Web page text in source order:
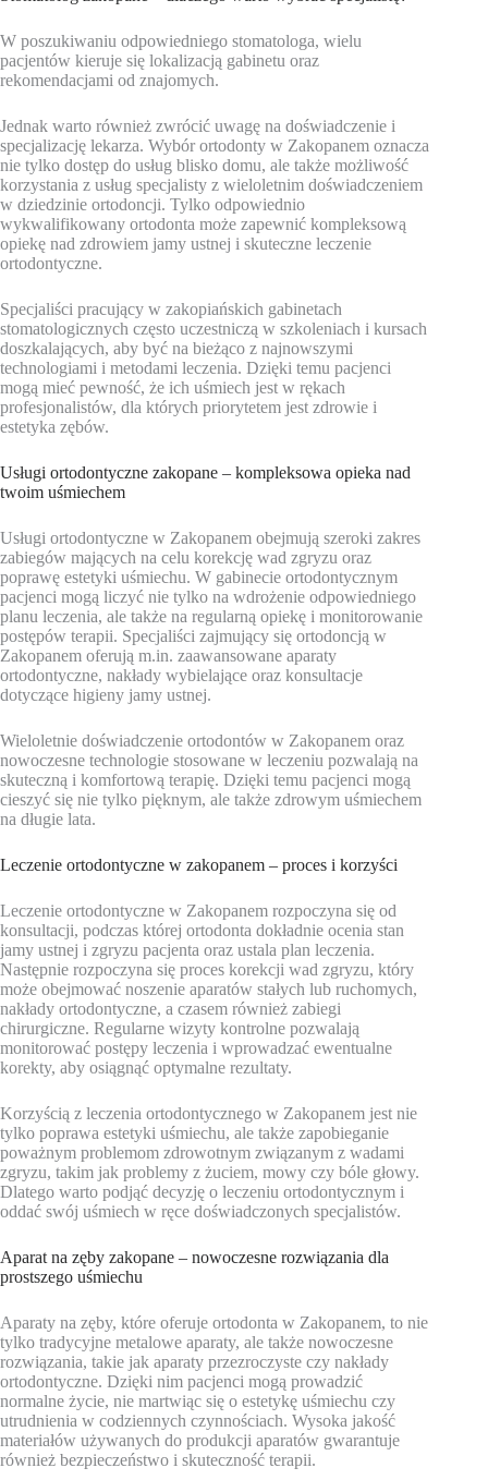
W poszukiwaniu odpowiedniego stomatologa, wielu
pacjentów kieruje się lokalizacją gabinetu oraz
rekomendacjami od znajomych.
Jednak warto również zwrócić uwagę na doświadczenie i
specjalizację lekarza. Wybór ortodonty w Zakopanem oznacza
nie tylko dostęp do usług blisko domu, ale także możliwość
korzystania z usług specjalisty z wieloletnim doświadczeniem
w dziedzinie ortodoncji. Tylko odpowiednio
wykwalifikowany ortodonta może zapewnić kompleksową
opiekę nad zdrowiem jamy ustnej i skuteczne leczenie
ortodontyczne.
Specjaliści pracujący w zakopiańskich gabinetach
stomatologicznych często uczestniczą w szkoleniach i kursach
doszkalających, aby być na bieżąco z najnowszymi
technologiami i metodami leczenia. Dzięki temu pacjenci
mogą mieć pewność, że ich uśmiech jest w rękach
profesjonalistów, dla których priorytetem jest zdrowie i
estetyka zębów.
Usługi ortodontyczne zakopane – kompleksowa opieka nad
twoim uśmiechem
Usługi ortodontyczne w Zakopanem obejmują szeroki zakres
zabiegów mających na celu korekcję wad zgryzu oraz
poprawę estetyki uśmiechu. W gabinecie ortodontycznym
pacjenci mogą liczyć nie tylko na wdrożenie odpowiedniego
planu leczenia, ale także na regularną opiekę i monitorowanie
postępów terapii. Specjaliści zajmujący się ortodoncją w
Zakopanem oferują m.in. zaawansowane aparaty
ortodontyczne, nakłady wybielające oraz konsultacje
dotyczące higieny jamy ustnej.
Wieloletnie doświadczenie ortodontów w Zakopanem oraz
nowoczesne technologie stosowane w leczeniu pozwalają na
skuteczną i komfortową terapię. Dzięki temu pacjenci mogą
cieszyć się nie tylko pięknym, ale także zdrowym uśmiechem
na długie lata.
Leczenie ortodontyczne w zakopanem – proces i korzyści
Leczenie ortodontyczne w Zakopanem rozpoczyna się od
konsultacji, podczas której ortodonta dokładnie ocenia stan
jamy ustnej i zgryzu pacjenta oraz ustala plan leczenia.
Następnie rozpoczyna się proces korekcji wad zgryzu, który
może obejmować noszenie aparatów stałych lub ruchomych,
nakłady ortodontyczne, a czasem również zabiegi
chirurgiczne. Regularne wizyty kontrolne pozwalają
monitorować postępy leczenia i wprowadzać ewentualne
korekty, aby osiągnąć optymalne rezultaty.
Korzyścią z leczenia ortodontycznego w Zakopanem jest nie
tylko poprawa estetyki uśmiechu, ale także zapobieganie
poważnym problemom zdrowotnym związanym z wadami
zgryzu, takim jak problemy z żuciem, mowy czy bóle głowy.
Dlatego warto podjąć decyzję o leczeniu ortodontycznym i
oddać swój uśmiech w ręce doświadczonych specjalistów.
Aparat na zęby zakopane – nowoczesne rozwiązania dla
prostszego uśmiechu
Aparaty na zęby, które oferuje ortodonta w Zakopanem, to nie
tylko tradycyjne metalowe aparaty, ale także nowoczesne
rozwiązania, takie jak aparaty przezroczyste czy nakłady
ortodontyczne. Dzięki nim pacjenci mogą prowadzić
normalne życie, nie martwiąc się o estetykę uśmiechu czy
utrudnienia w codziennych czynnościach. Wysoka jakość
materiałów używanych do produkcji aparatów gwarantuje
również bezpieczeństwo i skuteczność terapii.